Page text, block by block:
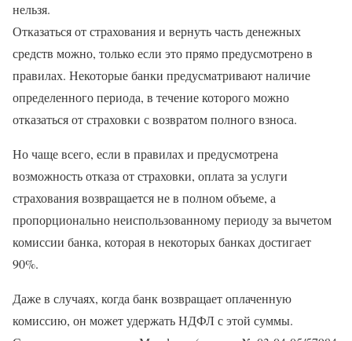
нельзя.
Отказаться от страхования и вернуть часть денежных
средств можно, только если это прямо предусмотрено в
правилах. Некоторые банки предусматривают наличие
определенного периода, в течение которого можно
отказаться от страховки с возвратом полного взноса.
Но чаще всего, если в правилах и предусмотрена
возможность отказа от страховки, оплата за услуги
страхования возвращается не в полном объеме, а
пропорционально неиспользованному периоду за вычетом
комиссии банка, которая в некоторых банках достигает
90%.
Даже в случаях, когда банк возвращает оплаченную
комиссию, он может удержать НДФЛ с этой суммы.